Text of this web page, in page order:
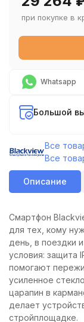
при покупке в
Whatsapp
Большой
Все
Все
Описание
Смартфон
для тех, кому
день, в поездки
условия: защита
помогают
усиленное
царапин в
делает
стройплощадке.